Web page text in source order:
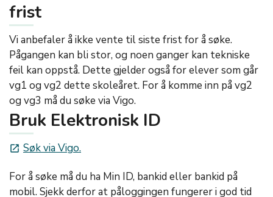
frist
Vi anbefaler å ikke vente til siste frist for å søke.
Pågangen kan bli stor, og noen ganger kan tekniske
feil kan oppstå. Dette gjelder også for elever som går
vg1 og vg2 dette skoleåret. For å komme inn på vg2
og vg3 må du søke via Vigo.
Bruk Elektronisk ID
launch Søk via Vigo.
For å søke må du ha Min ID, bankid eller bankid på
mobil. Sjekk derfor at påloggingen fungerer i god tid